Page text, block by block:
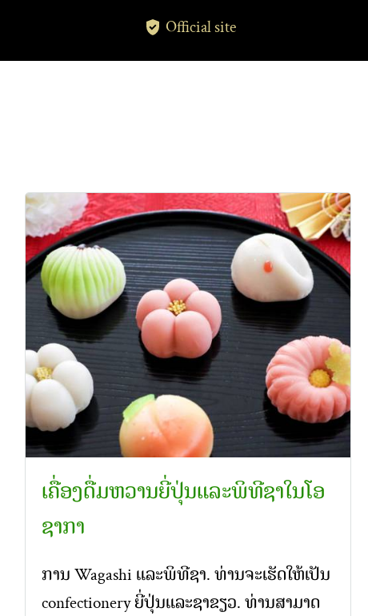
Official site
ເຄື່ອງດື່ມຫວານຍີ່ປຸ່ນແລະພິທີຊາໃນໂອ
ຊາກາ
ການ Wagashi ແລະພິທີຊາ. ທ່ານຈະເຮັດໃຫ້ເປັນ
confectionery ຍີ່ປຸ່ນແລະຊາຂຽວ. ທ່ານສາມາດ